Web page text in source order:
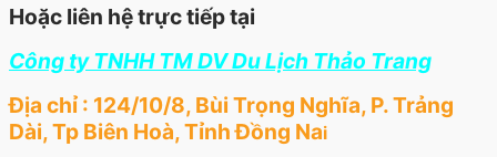
Hoặc liên hệ trực tiếp tại
Công ty TNHH TM DV Du Lịch Thảo Trang
Địa chỉ : 124/10/8, Bùi Trọng Nghĩa, P. Trảng
Dài, Tp Biên Hoà, Tỉnh Đồng Nai